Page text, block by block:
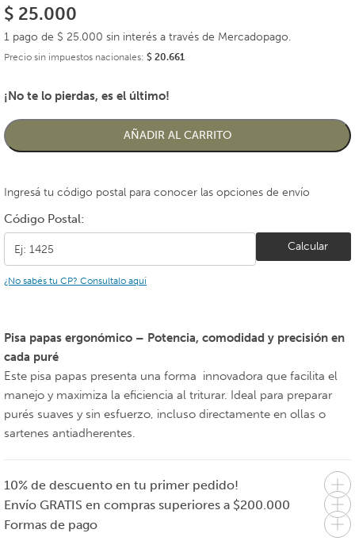
$ 25.000
1 pago de $ 25.000 sin interés a través de Mercadopago.
Precio sin impuestos nacionales: $ 20.661
¡No te lo pierdas, es el último!
AÑADIR AL CARRITO
Ingresá tu código postal para conocer las opciones de envío
Código Postal:
Calcular
¿No sabés tu CP? Consultalo aquí
Pisa papas ergonómico – Potencia, comodidad y precisión en
cada puré
Este pisa papas presenta una forma innovadora que facilita el
manejo y maximiza la eficiencia al triturar. Ideal para preparar
purés suaves y sin esfuerzo, incluso directamente en ollas o
sartenes antiadherentes.
10% de descuento en tu primer pedido!
Envío GRATIS en compras superiores a $200.000
Formas de pago